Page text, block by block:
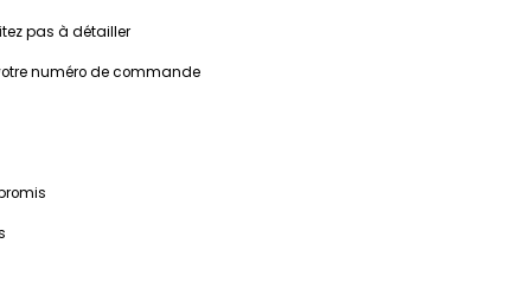
pas à détailler
numéro de commande